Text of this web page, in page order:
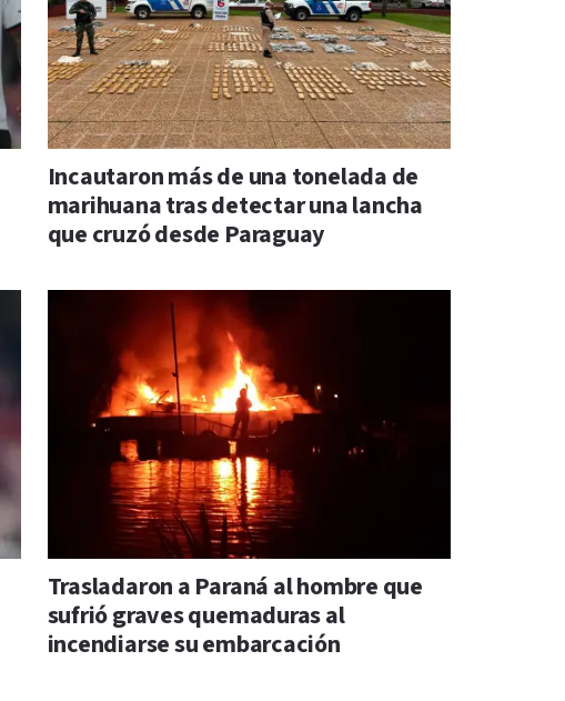
Incautaron más de una tonelada de
marihuana tras detectar una lancha
que cruzó desde Paraguay
Trasladaron a Paraná al hombre que
sufrió graves quemaduras al
incendiarse su embarcación